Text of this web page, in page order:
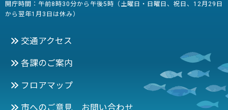
開庁時間：午前8時30分から午後5時（土曜日・日曜日、祝日、12月29日
から翌年1月3日は休み）
交通アクセス
各課のご案内
フロアマップ
市へのご意見 お問い合わせ